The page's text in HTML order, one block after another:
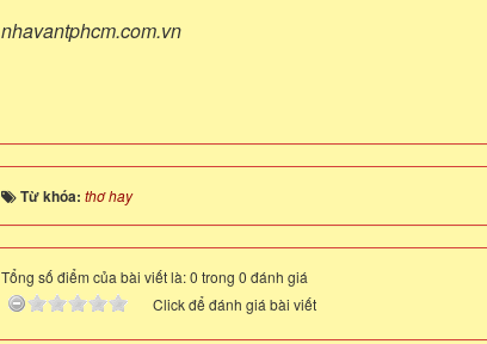
nhavantphcm.com.vn
Từ khóa: thơ hay
Tổng số điểm của bài viết là: 0 trong 0 đánh giá
Click để đánh giá bài viết